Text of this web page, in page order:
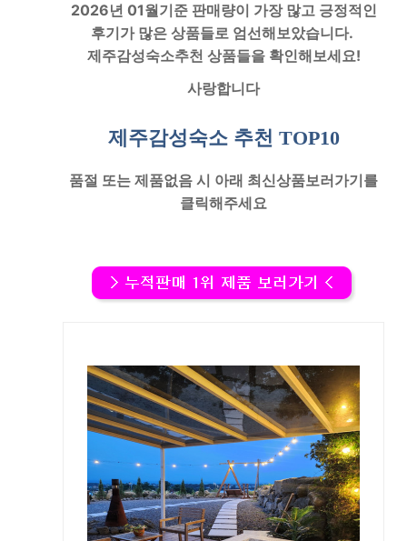
2026년 01월기준 판매량이 가장 많고 긍정적인
후기가 많은 상품들로 엄선해보았습니다.
제주감성숙소추천 상품들을 확인해보세요!
사랑합니다
제주감성숙소 추천 TOP10
품절 또는 제품없음 시 아래 최신상품보러가기 를
클릭해주세요